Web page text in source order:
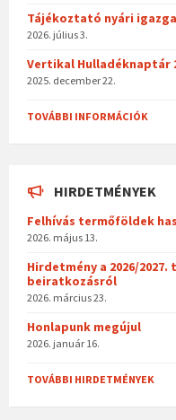
Tájékoztató nyári
2026. július 3.
Vertikal Hulladéknaptár
2025. december 22.
TOVÁBBI INFORMÁCIÓK
HIRDETMÉNYEK
Felhívás termőföldek
2026. május 13.
Hirdetmény a 2026/
beiratkozásról
2026. március 23.
Honlapunk megújul
2026. január 16.
TOVÁBBI HIRDETMÉNYEK